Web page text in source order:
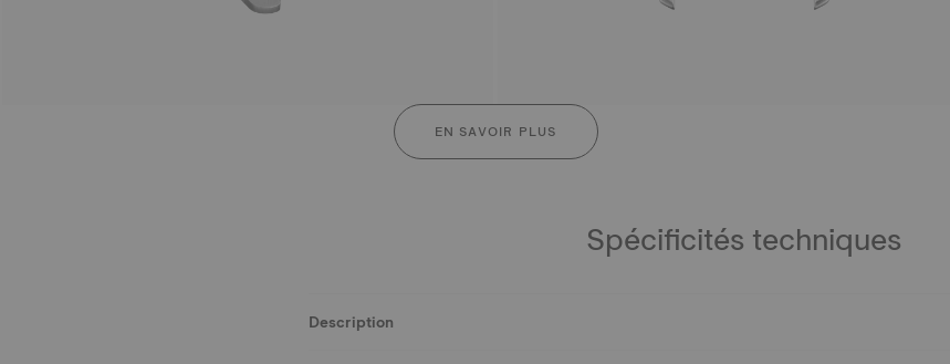
EN SAVOIR PLUS
Spécificités techniques
Description